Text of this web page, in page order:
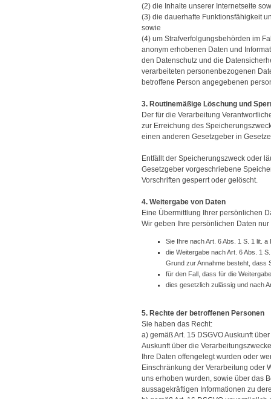
(2) die Inhalte unserer Internetseite
(3) die dauerhafte Funktionsfähigkeit
sowie
(4) um Strafverfolgungsbehörden im
anonym erhobenen Daten und
den Datenschutz und die
verarbeiteten personenbezogenen
betroffene Person angegebenen
3. Routinemäßige Löschung und
Der für die Verarbeitung
zur Erreichung des
einen anderen Gesetzgeber in
Entfällt der Speicherungszweck oder
Gesetzgeber vorgeschriebene
Vorschriften gesperrt oder gelöscht.
4. Weitergabe von Daten
Eine Übermittlung Ihrer persönlichen
Wir geben Ihre persönlichen Daten
Sie Ihre nach Art. 6 Abs. 1 S. 1 lit.
die Weitergabe nach Art. 6 Abs. 1
Grund zur Annahme besteht, dass
für den Fall, dass für die
dies gesetzlich zulässig und nach
5. Rechte der betroffenen Personen
Sie haben das Recht:
a) gemäß Art. 15 DSGVO Auskunft
Auskunft über die
Ihre Daten offengelegt wurden oder
Einschränkung der Verarbeitung oder
uns erhoben wurden, sowie über das
aussagekräftigen Informationen zu